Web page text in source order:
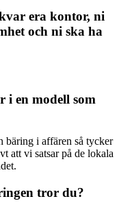
era kontor, ni
och ni ska ha
i en modell som
bäring i affären så tycker
att vi satsar på de lokala
tror du?